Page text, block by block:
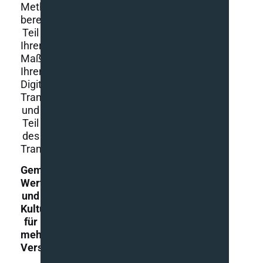
Methodik
bereits
Teil
Ihrer
Maßnahmen
Ihrer
Digitalen
Transformation
und
Teil
des
Transformationsprozesses.
Gemeinsame
Werte
und
Kultur
für
mehr
Verständnis​